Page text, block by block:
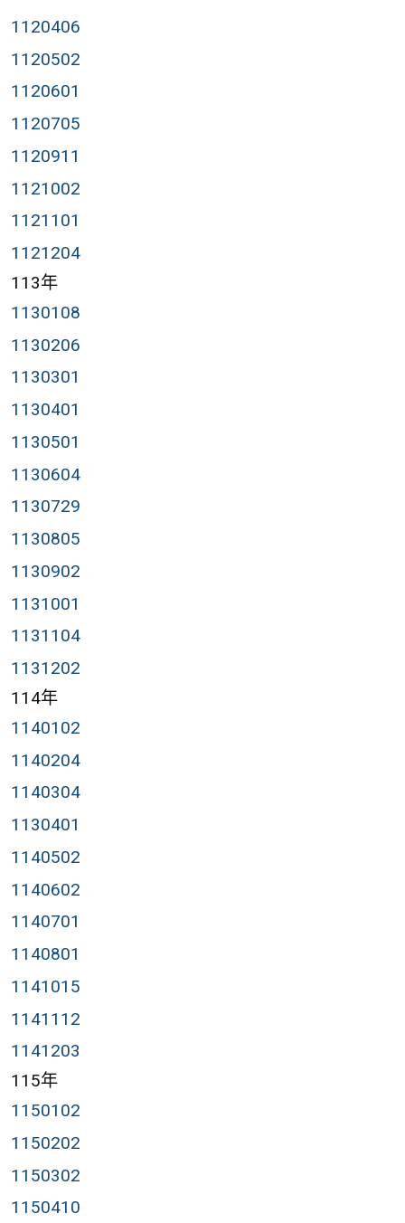
1120406
1120502
1120601
1120705
1120911
1121002
1121101
1121204
113年
1130108
1130206
1130301
1130401
1130501
1130604
1130729
1130805
1130902
1131001
1131104
1131202
114年
1140102
1140204
1140304
1130401
1140502
1140602
1140701
1140801
1141015
1141112
1141203
115年
1150102
1150202
1150302
1150410